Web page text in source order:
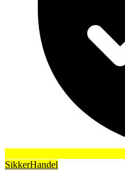
SikkerHandel